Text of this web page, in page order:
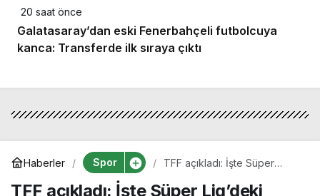
20 saat önce
Galatasaray’dan eski Fenerbahçeli futbolcuya
kanca: Transferde ilk sıraya çıktı
Haberler Spor
TFF açıkladı: İşte Süper
haftaları!
TFF açıkladı: İşte Süper Lig’deki